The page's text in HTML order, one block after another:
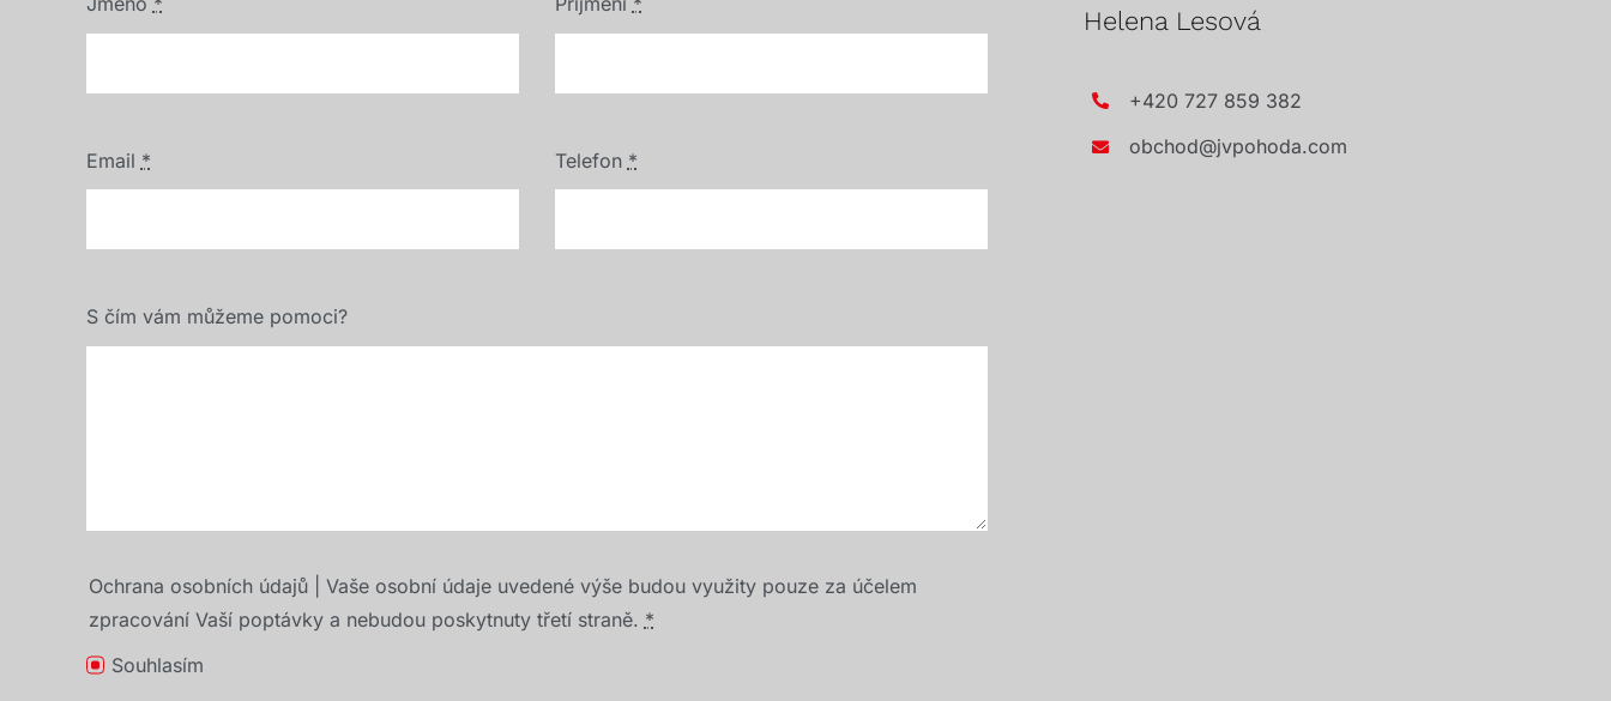
Email * Telefon *
S čím vám můžeme pomoci?
Ochrana osobních údajů | Vaše osobní údaje uvedené výše budou využity pouze za účelem
zpracování Vaší poptávky a nebudou poskytnuty třetí straně. *
Souhlasím
Helena Lesová
+420 727 859 382
obchod@jvpohoda.com